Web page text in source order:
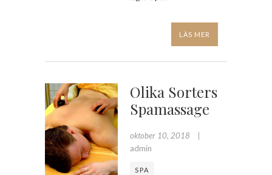
LÄS MER
Olika Sorters
Spamassage
oktober 10, 2018
admin
SPA